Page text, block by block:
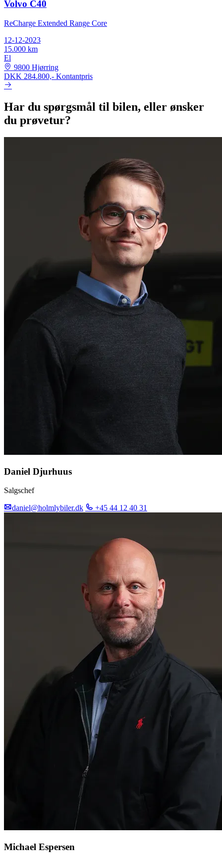
Volvo C40
ReCharge Extended Range Core
12-12-2023
15.000 km
El
9800 Hjørring
DKK 284.800,- Kontantpris
Har du spørgsmål til bilen, eller ønsker
du prøvetur?
Daniel Djurhuus
Salgschef
daniel@holmlybiler.dk +45 44 12 40 31
Michael Espersen